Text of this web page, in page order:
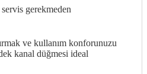
gerekmeden
ve kullanım konforunuzu
kanal düğmesi ideal